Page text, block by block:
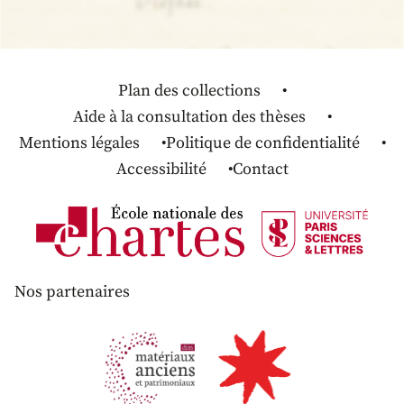
Plan des collections
Aide à la consultation des thèses
Mentions légales
Politique de confidentialité
Accessibilité
Contact
Nos partenaires